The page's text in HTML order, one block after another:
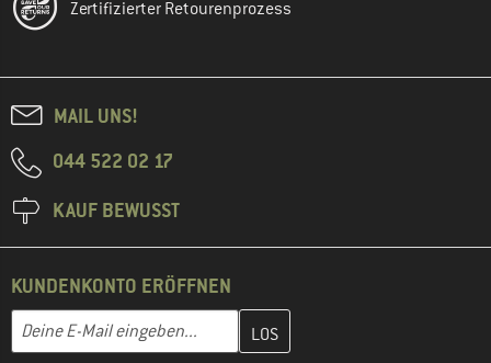
Zertifizierter Retourenprozess
MAIL UNS!
044 522 02 17
KAUF BEWUSST
KUNDENKONTO ERÖFFNEN
E-Mail-Adresse
Gib hier deine E-Mail-Adresse ein und erstelle im nächsten